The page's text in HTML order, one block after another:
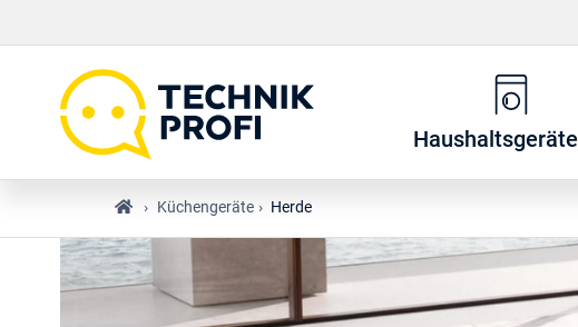
Haushaltsgeräte
› Küchengeräte › Herde